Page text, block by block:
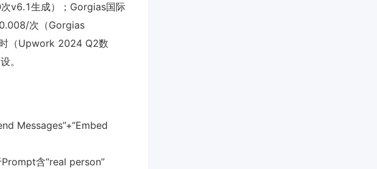
v6.1生成）；Gorgias国际
次（Gorgias
（Upwork 2024 Q2数
。
Messages”+“Embed
含“real person”